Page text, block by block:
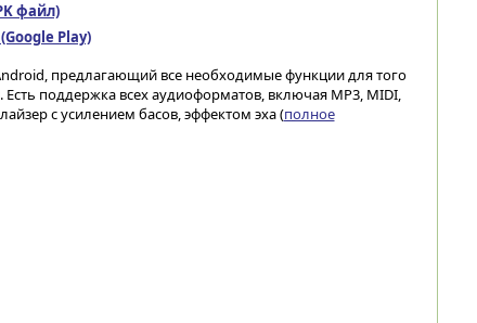
файл)
Play)
предлагающий все необходимые функции для того
поддержка всех аудиоформатов, включая MP3, MIDI,
с усилением басов, эффектом эха (полное